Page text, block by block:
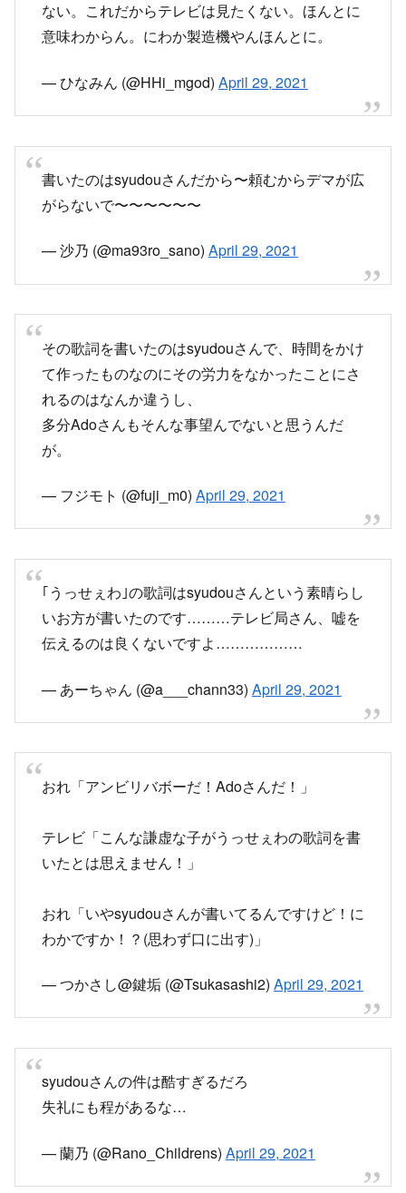
がらないで〜〜〜〜〜〜
その歌詞を書いたのはsyudouさんで、時間をかけ
て作ったものなのにその労力をなかったことにさ
れるのはなんか違うし、
が。
｢うっせぇわ｣の歌詞はsyudouさんという素晴らし
いお方が書いたのです………テレビ局さん、嘘を
伝えるのは良くないですよ………………
— あーちゃん (@a___chann33)April 29, 2021
おれ「アンビリバボーだ！Adoさんだ！」
テレビ「こんな謙虚な子がうっせぇわの歌詞を書
おれ「いやsyudouさんが書いてるんですけど！に
わかですか！？(思わず口に出す)」
— つかさし@鍵垢 (@Tsukasashi2)April 29, 2021
失礼にも程があるな…
ちゃんと調べてもない癖にテレビで取り上げると
かクソだな
Adoさんとsyudouさんに申し訳ないと思わんのん
— らむちよ多忙 (@ramu_otk)April 29, 2021